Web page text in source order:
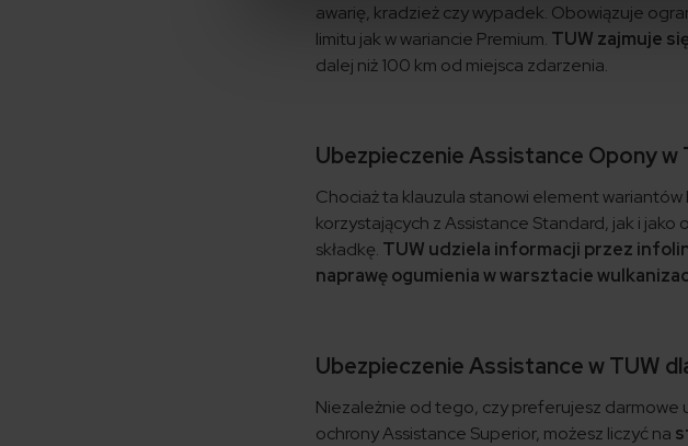
awarię, kradzież czy wypadek. Obowiązuje
limitu jak w wariancie Premium. TUW zajmuje
dalej niż 100 km od miejsca zdarzenia.
Ubezpieczenie Assistance Opony w
Chociaż ta klauzula stanowi element
korzystających z Assistance Standard, jak i
składkę. TUW udziela informacji przez
naprawę ogumienia w warsztacie
Ubezpieczenie Assistance w TUW
Niezależnie od tego, czy preferujesz darmowe
ochrony Assistance Superior, możesz liczyć na